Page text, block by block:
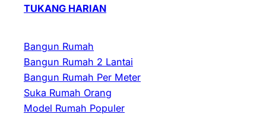
TUKANG HARIAN
Bangun Rumah
Bangun Rumah 2 Lantai
Bangun Rumah Per Meter
Suka Rumah Orang
Model Rumah Populer